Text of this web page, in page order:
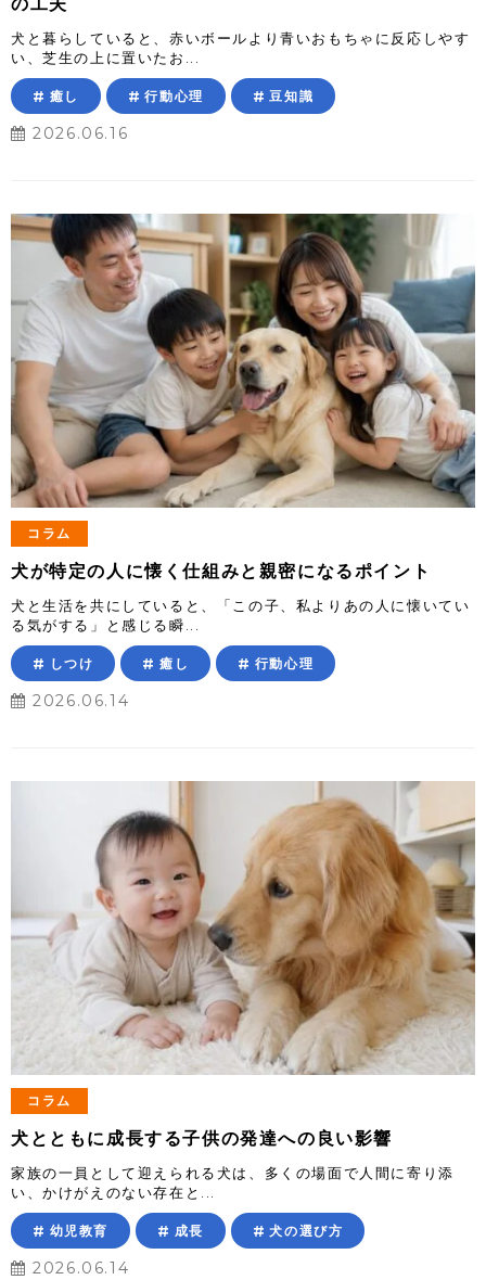
の工夫
犬と暮らしていると、赤いボールより青いおもちゃに反応しやす
い、芝生の上に置いたお...
癒し 行動心理 豆知識
2026.06.16
コラム
犬が特定の人に懐く仕組みと親密になるポイント
犬と生活を共にしていると、「この子、私よりあの人に懐いてい
る気がする」と感じる瞬...
しつけ 癒し 行動心理
2026.06.14
コラム
犬とともに成長する子供の発達への良い影響
家族の一員として迎えられる犬は、多くの場面で人間に寄り添
い、かけがえのない存在と...
幼児教育 成長 犬の選び方
2026.06.14